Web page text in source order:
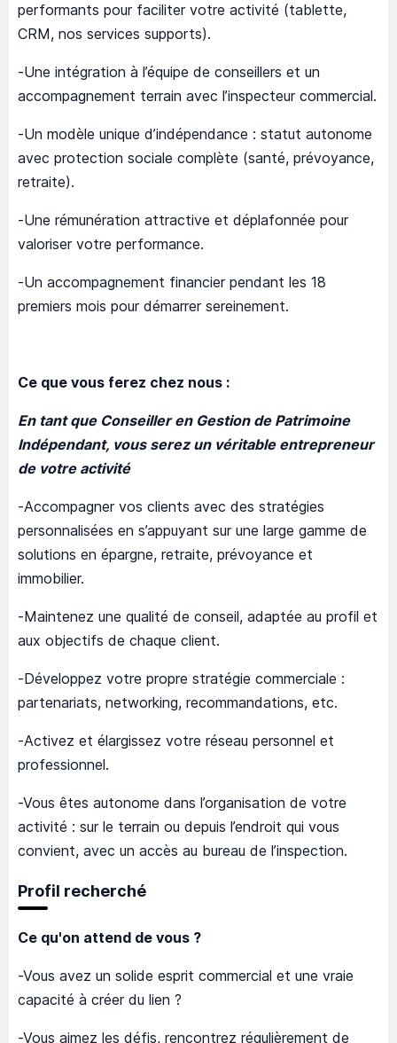
performants pour faciliter votre activité (tablette,
CRM, nos services supports).
-Une intégration à l’équipe de conseillers et un
accompagnement terrain avec l’inspecteur commercial.
-Un modèle unique d’indépendance : statut autonome
avec protection sociale complète (santé, prévoyance,
retraite).
-Une rémunération attractive et déplafonnée pour
valoriser votre performance.
-Un accompagnement financier pendant les 18
premiers mois pour démarrer sereinement.
Ce que vous ferez chez nous :
En tant que Conseiller en Gestion de Patrimoine
Indépendant, vous serez un véritable entrepreneur
de votre activité
-Accompagner vos clients avec des stratégies
personnalisées en s’appuyant sur une large gamme de
solutions en épargne, retraite, prévoyance et
immobilier.
-Maintenez une qualité de conseil, adaptée au profil et
aux objectifs de chaque client.
-Développez votre propre stratégie commerciale :
partenariats, networking, recommandations, etc.
-Activez et élargissez votre réseau personnel et
professionnel.
-Vous êtes autonome dans l’organisation de votre
activité : sur le terrain ou depuis l’endroit qui vous
convient, avec un accès au bureau de l’inspection.
Profil recherché
Ce qu'on attend de vous ?
-Vous avez un solide esprit commercial et une vraie
capacité à créer du lien ?
-Vous aimez les défis, rencontrez régulièrement de